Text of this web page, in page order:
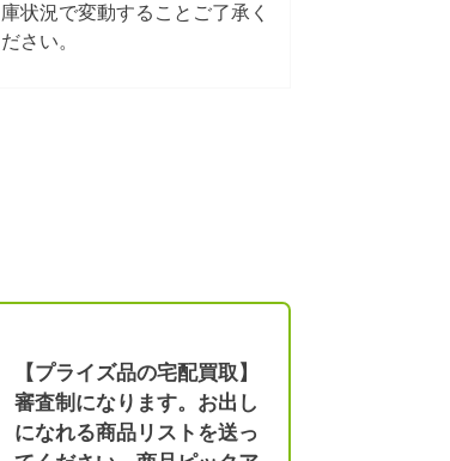
庫状況で変動することご了承く
ださい。
【プライズ品の宅配買取】
審査制になります。お出し
になれる商品リストを送っ